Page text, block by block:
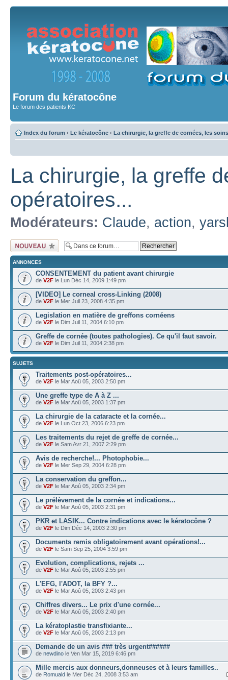
Forum du kératocône
Le forum des patients KC
Index du forum ‹ Le kératocône ‹ La chirurgie, la greffe de cornées, les
La chirurgie, la greffe
opératoires...
Modérateurs: Claude, action,
Ecrire un nouveau
sujet
ANNONCES
CONSENTEMENT du patient avant chirurgie
de V2F le Lun Déc 14, 2009 1:49 pm
[VIDEO] Le corneal cross-Linking (2008)
de V2F le Mer Juil 23, 2008 4:35 pm
Legislation en matière de greffons cornéens
de V2F le Dim Juil 11, 2004 6:10 pm
Greffe de cornée (toutes pathologies). Ce qu'il faut savoir.
de V2F le Dim Juil 11, 2004 2:38 pm
SUJETS
Traitements post-opératoires...
de V2F le Mar Aoû 05, 2003 2:50 pm
Une greffe type de A à Z ...
de V2F le Mar Aoû 05, 2003 1:37 pm
La chirurgie de la cataracte et la cornée...
de V2F le Lun Oct 23, 2006 6:23 pm
Les traitements du rejet de greffe de cornée...
de V2F le Sam Avr 21, 2007 2:29 pm
Avis de recherche!... Photophobie...
de V2F le Mer Sep 29, 2004 6:28 pm
La conservation du greffon...
de V2F le Mar Aoû 05, 2003 2:34 pm
Le prélèvement de la cornée et indications...
de V2F le Mar Aoû 05, 2003 2:31 pm
PKR et LASIK... Contre indications avec le kératocône ?
de V2F le Dim Déc 14, 2003 2:30 pm
Documents remis obligatoirement avant opérations!...
de V2F le Sam Sep 25, 2004 3:59 pm
Evolution, complications, rejets ...
de V2F le Mar Aoû 05, 2003 2:55 pm
L'EFG, l'ADOT, la BFY ?...
de V2F le Mar Aoû 05, 2003 2:43 pm
Chiffres divers... Le prix d'une cornée...
de V2F le Mar Aoû 05, 2003 2:40 pm
La kératoplastie transfixiante...
de V2F le Mar Aoû 05, 2003 2:13 pm
Demande de un avis ### très urgent######
de newdino le Ven Mar 15, 2019 6:46 pm
Mille mercis aux donneurs,donneuses et à leurs familles..
de Romuald le Mer Déc 24, 2008 3:53 am